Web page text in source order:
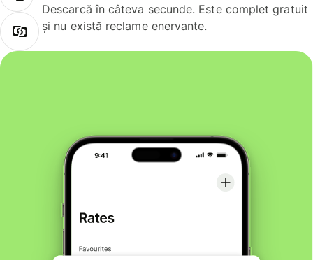
Descarcă în câteva secunde. Este complet gratuit
și nu există reclame enervante.